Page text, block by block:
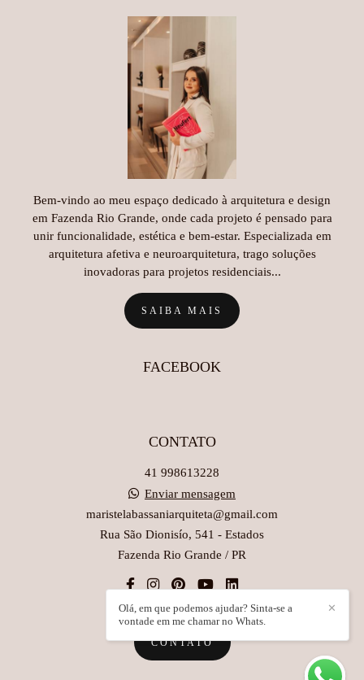
Bem-vindo ao meu espaço dedicado à arquitetura e design
em Fazenda Rio Grande, onde cada projeto é pensado para
unir funcionalidade, estética e bem-estar. Especializada em
arquitetura afetiva e neuroarquitetura, trago soluções
inovadoras para projetos residenciais...
SAIBA MAIS
FACEBOOK
CONTATO
41 998613228
Enviar mensagem
maristelabassaniarquiteta@gmail.com
Rua São Dionisío, 541 - Estados
Fazenda Rio Grande / PR
CONTATO
✕
Olá, em que podemos ajudar? Sinta-se a
vontade em me chamar no Whats.